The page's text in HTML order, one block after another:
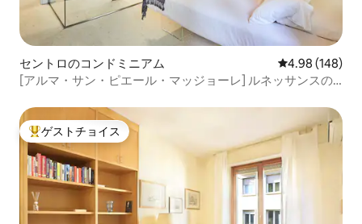
セントロのコンドミニアム レビュー148
4.98 (148)
[アルマ・サン・ピエール・マッジョーレ] ルネッサンスの
大好評のゲストチョイスです。
ゲストチョイス